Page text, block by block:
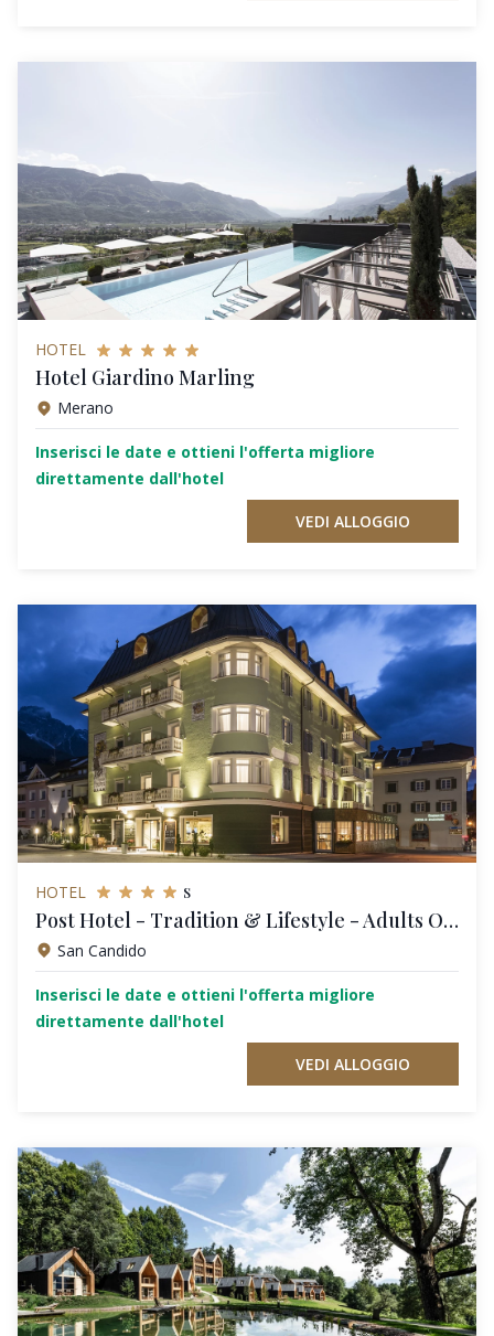
HOTEL
Hotel Giardino Marling
Merano
Inserisci le date e ottieni l'offerta migliore
direttamente dall'hotel
VEDI ALLOGGIO
HOTEL s
Post Hotel - Tradition & Lifestyle - Adults Only
San Candido
Inserisci le date e ottieni l'offerta migliore
direttamente dall'hotel
VEDI ALLOGGIO